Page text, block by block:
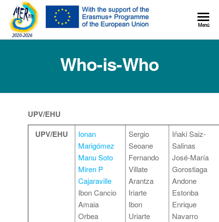
MER+Menú
Who-is-Who
UPV/EHU
UPV/EHU
Ionan
Marigómez
Manu Soto
Miren P
Cajaraville
Ibon Cancio
Amaia
Orbea
Sergio
Seoane
Fernando
Villate
Arantza
Iriarte
Ibon
Uriarte
Iñaki Saiz-
Salinas
José-María
Gorostiaga
Andone
Estonba
Enrique
Navarro